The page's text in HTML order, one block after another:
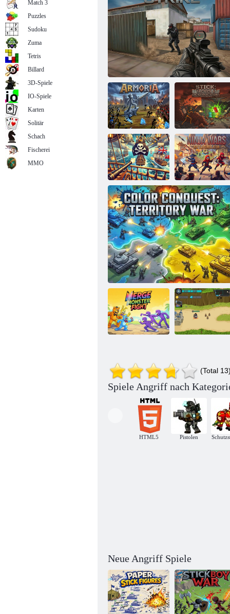
Angry Cheetah Simulator 3D
Militärschlag
Armoria
Stick: Taktik und
Zerstörung
Seekönige
Ninja Wars:
Kampfsimulator
Farberoberung: Territorialkrieg
Monsterkampf
zusammenführen
Frontier Wars 2
(Total 13)
Spiele Angriff nach
HTML5 Pistolen
Neue Angriff Spiele
Match 3
Puzzles
Sudoku
Zuma
Tetris
Billard
3D-Spiele
IO-Spiele
Karten
Solitär
Schach
Fischerei
MMO